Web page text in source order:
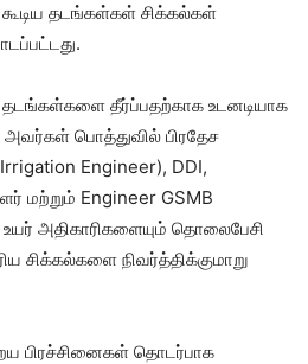
கூடிய தடங்கள்கள் சிக்கல்கள்
தீர்ப்பதற்காக உடனடியாக
பொத்துவில் பிரதேச
Engineer), DDI,
மற்றும் Engineer GSMB
அதிகாரிகளையும் தொலைபேசி
சிக்கல்களை நிவர்த்திக்குமாறு
பிரச்சினைகள் தொடர்பாக